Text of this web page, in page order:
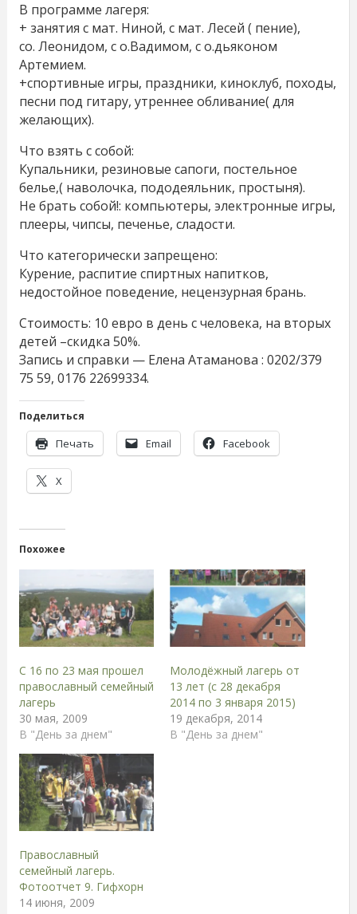
В программе лагеря:
+ занятия с мат. Ниной, с мат. Лесей ( пение),
со. Леонидом, с о.Вадимом, с о.дьяконом
Артемием.
+спортивные игры, праздники, киноклуб, походы,
песни под гитару, утреннее обливание( для
желающих).
Что взять с собой:
Купальники, резиновые сапоги, постельное
белье,( наволочка, пододеяльник, простыня).
Не брать собой!: компьютеры, электронные игры,
плееры, чипсы, печенье, сладости.
Что категорически запрещено:
Курение, распитие спиртных напитков,
недостойное поведение, нецензурная брань.
Стоимость: 10 евро в день с человека, на вторых
детей –скидка 50%.
Запись и справки — Елена Атаманова : 0202/379
75 59, 0176 22699334.
Поделиться
Печать Email Facebook
X
Похожее
С 16 по 23 мая прошел
православный семейный
лагерь
30 мая, 2009
В "День за днем"
Молодёжный лагерь от
13 лет (с 28 декабря
2014 по 3 января 2015)
19 декабря, 2014
В "День за днем"
Православный
семейный лагерь.
Фотоотчет 9. Гифхорн
14 июня, 2009